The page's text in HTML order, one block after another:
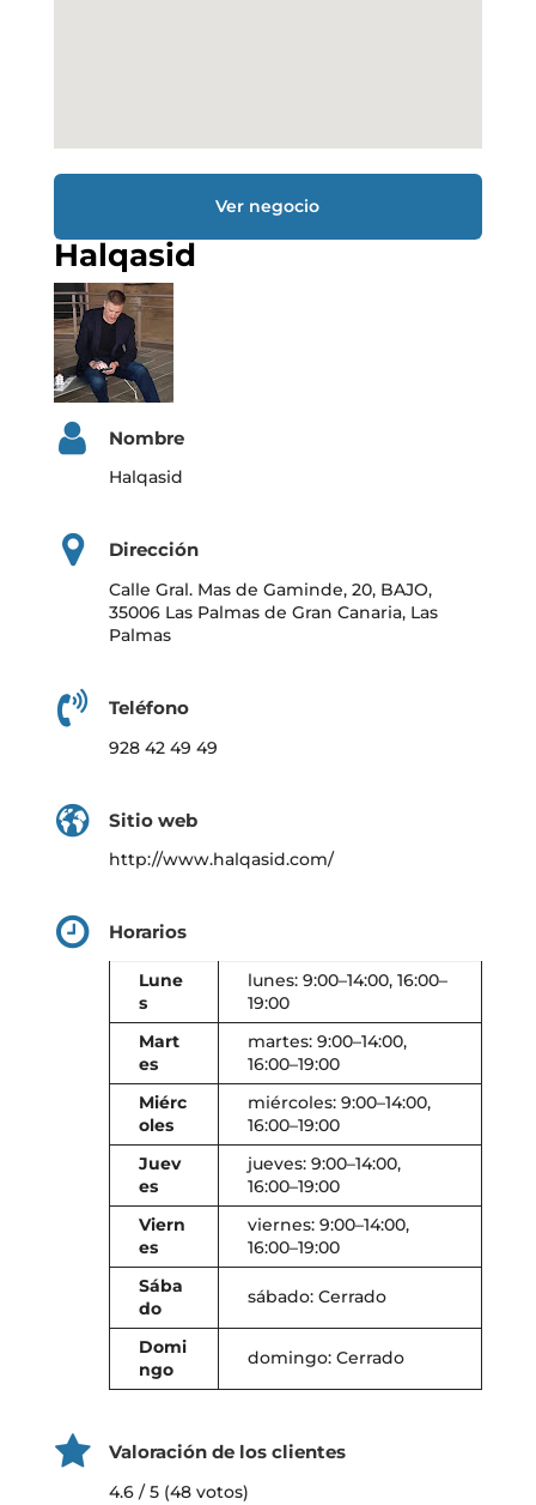
Ver negocio
Halqasid
Nombre
Halqasid
Dirección
Calle Gral. Mas de Gaminde, 20, BAJO,
35006 Las Palmas de Gran Canaria, Las
Palmas
Teléfono
928 42 49 49
Sitio web
http://www.halqasid.com/
Horarios
Lune
s
lunes: 9:00–14:00, 16:00–
19:00
Mart
es
martes: 9:00–14:00,
16:00–19:00
Miérc
oles
miércoles: 9:00–14:00,
16:00–19:00
Juev
es
jueves: 9:00–14:00,
16:00–19:00
Viern
es
viernes: 9:00–14:00,
16:00–19:00
Sába
do
sábado: Cerrado
Domi
ngo
domingo: Cerrado
Valoración de los clientes
4.6 / 5 (48 votos)